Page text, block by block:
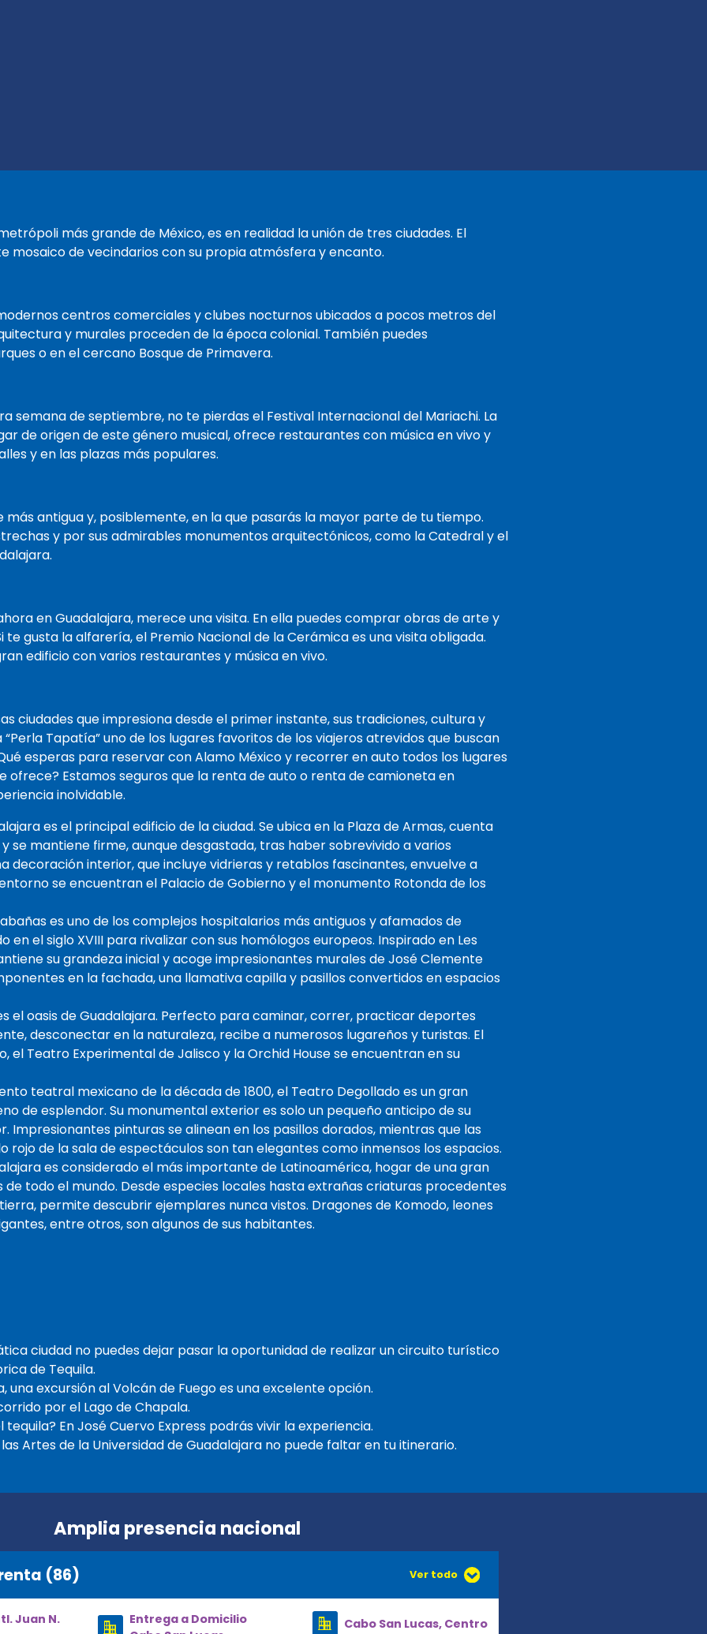
más grande de México, es en realidad la unión de tres ciudades. El
mosaico de vecindarios con su propia atmósfera y encanto.
centros comerciales y clubes nocturnos ubicados a pocos metros del
y murales proceden de la época colonial. También puedes
o en el cercano Bosque de Primavera.
semana de septiembre, no te pierdas el Festival Internacional del Mariachi. La
de origen de este género musical, ofrece restaurantes con música en vivo y
y en las plazas más populares.
antigua y, posiblemente, en la que pasarás la mayor parte de tu tiempo.
y por sus admirables monumentos arquitectónicos, como la Catedral y el
en Guadalajara, merece una visita. En ella puedes comprar obras de arte y
gusta la alfarería, el Premio Nacional de la Cerámica es una visita obligada.
edificio con varios restaurantes y música en vivo.
ciudades que impresiona desde el primer instante, sus tradiciones, cultura y
Tapatía” uno de los lugares favoritos de los viajeros atrevidos que buscan
esperas para reservar con Alamo México y recorrer en auto todos los lugares
ofrece? Estamos seguros que la renta de auto o renta de camioneta en
inolvidable.
es el principal edificio de la ciudad. Se ubica en la Plaza de Armas, cuenta
se mantiene firme, aunque desgastada, tras haber sobrevivido a varios
decoración interior, que incluye vidrieras y retablos fascinantes, envuelve a
se encuentran el Palacio de Gobierno y el monumento Rotonda de los
es uno de los complejos hospitalarios más antiguos y afamados de
en el siglo XVIII para rivalizar con sus homólogos europeos. Inspirado en Les
su grandeza inicial y acoge impresionantes murales de José Clemente
en la fachada, una llamativa capilla y pasillos convertidos en espacios
el oasis de Guadalajara. Perfecto para caminar, correr, practicar deportes
desconectar en la naturaleza, recibe a numerosos lugareños y turistas. El
el Teatro Experimental de Jalisco y la Orchid House se encuentran en su
teatral mexicano de la década de 1800, el Teatro Degollado es un gran
de esplendor. Su monumental exterior es solo un pequeño anticipo de su
Impresionantes pinturas se alinean en los pasillos dorados, mientras que las
rojo de la sala de espectáculos son tan elegantes como inmensos los espacios.
es considerado el más importante de Latinoamérica, hogar de una gran
de todo el mundo. Desde especies locales hasta extrañas criaturas procedentes
permite descubrir ejemplares nunca vistos. Dragones de Komodo, leones
entre otros, son algunos de sus habitantes.
ciudad no puedes dejar pasar la oportunidad de realizar un circuito turístico
de Tequila.
una excursión al Volcán de Fuego es una excelente opción.
por el Lago de Chapala.
En José Cuervo Express podrás vivir la experiencia.
las Artes de la Universidad de Guadalajara no puede faltar en tu itinerario.
Amplia presencia nacional
(86) Ver todo
Juan N.
Entrega a Domicilio
Cabo San Lucas, Centro